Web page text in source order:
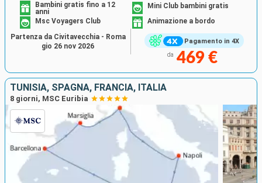
Pagamento in 4X
Bambini gratis fino a 12
anni
Mini Club bambini gratis
Msc Voyagers Club
Animazione a bordo
da 469 €
Partenza da Civitavecchia - Roma
gio 26 nov 2026
TUNISIA, SPAGNA, FRANCIA, ITALIA
8 giorni, MSC Euribia